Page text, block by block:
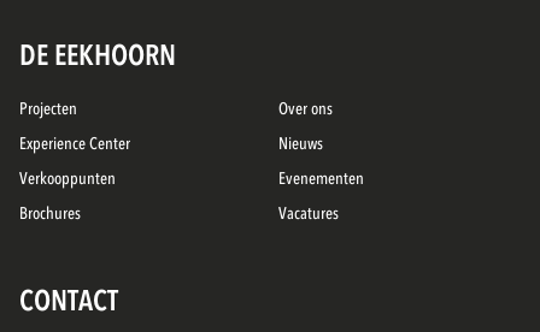
DE EEKHOORN
Projecten
Experience Center
Verkooppunten
Brochures
Over ons
Nieuws
Evenementen
Vacatures
CONTACT